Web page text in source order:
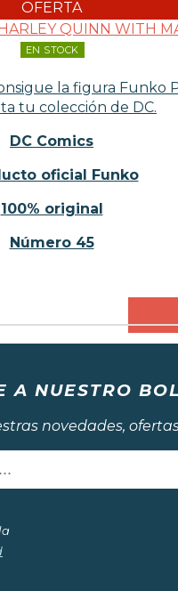
OFERTA
EN STOCK
la figura Funko
tu colección de DC.
DC Comics
oficial Funko
100% original
Número 45
A NUESTRO
novedades,